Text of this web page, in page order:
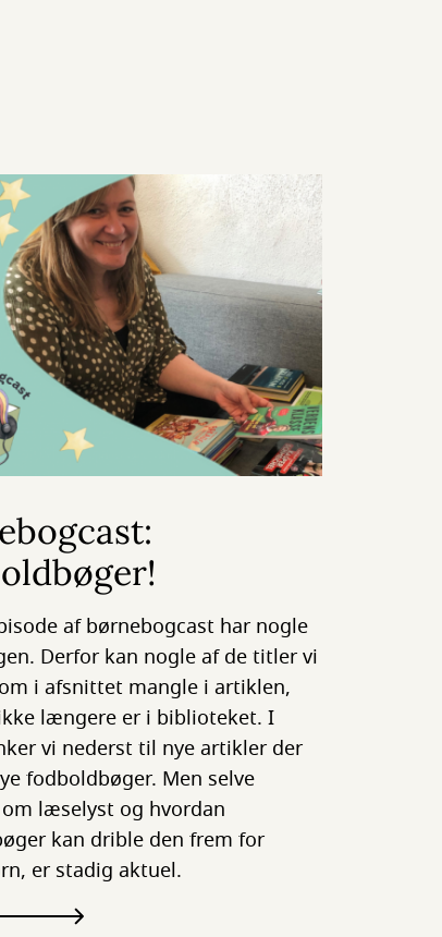
af børnebogcast har nogle
Derfor kan nogle af de titler vi
i afsnittet mangle i artiklen,
længere er i biblioteket. I
vi nederst til nye artikler der
fodboldbøger. Men selve
læselyst og hvordan
kan drible den frem for
er stadig aktuel.